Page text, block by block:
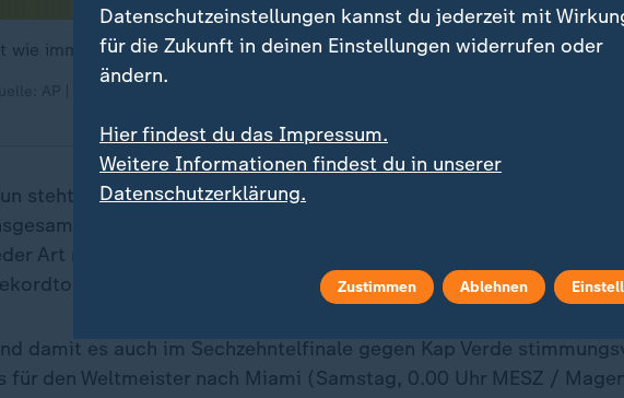
wie immer: Lionel Messi
steht die Ikone schon bei sechs Treffern im Turnier - und 19 WM-
"GOAT" (Greatest Off All Time), wie sie gerade in den zu
Art neigenden Vereinigten Staaten immer sagen, ist aktuell der
damit es auch im Sechzehntelfinale gegen Kap Verde
für den Weltmeister nach Miami (Samstag, 0.00 Uhr MESZ /
Datenschutzeinstellungen kannst du jederzeit mit
für die Zukunft in deinen Einstellungen widerrufen oder
ändern.
Hier findest du das Impressum.
Weitere Informationen findest du in unserer
Datenschutzerklärung.
Zustimmen Ablehnen